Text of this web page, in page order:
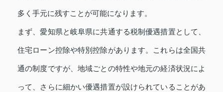
多く手元に残すことが可能になります。
まず、愛知県と岐阜県に共通する税制優遇措置として、
住宅ローン控除や特別控除があります。これらは全国共
通の制度ですが、地域ごとの特性や地元の経済状況によ
って、さらに細かい優遇措置が設けられていることがあ